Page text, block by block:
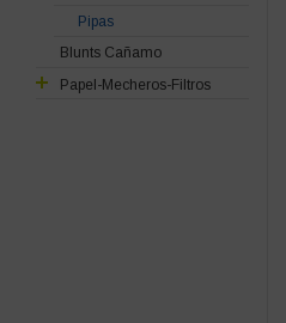
Pipas
Blunts Cañamo
Papel-Mecheros-Filtros